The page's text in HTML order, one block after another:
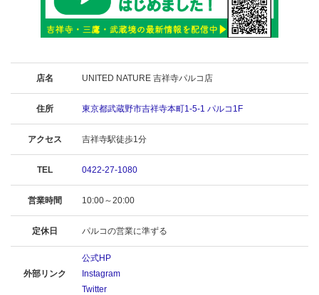
店名 UNITED NATURE 吉祥寺パルコ店
住所 東京都武蔵野市吉祥寺本町1-5-1 パルコ1F
アクセス 吉祥寺駅徒歩1分
TEL 0422-27-1080
営業時間 10:00～20:00
定休日 パルコの営業に準ずる
外部リンク
公式HP
Instagram
Twitter